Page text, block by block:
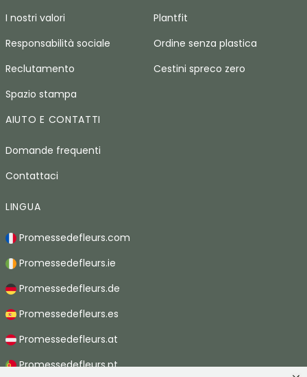
I nostri valori
Responsabilità sociale
Reclutamento
Spazio stampa
Plantfit
Ordine senza plastica
Cestini spreco zero
AIUTO E CONTATTI
Domande frequenti
Contattaci
LINGUA
Promessedefleurs.com
Promessedefleurs.ie
Promessedefleurs.de
Promessedefleurs.es
Promessedefleurs.at
Promessedefleurs.pt